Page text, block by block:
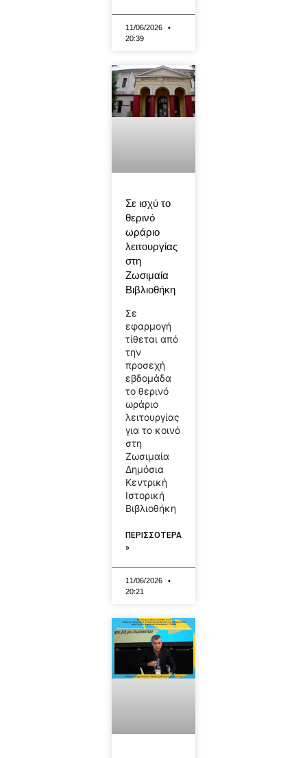
11/06/2026
20:39
Σε ισχύ το
θερινό
ωράριο
λειτουργίας
στη
Ζωσιμαία
Βιβλιοθήκη
Σε
εφαρμογή
τίθεται από
την
προσεχή
εβδομάδα
το θερινό
ωράριο
λειτουργίας
για το κοινό
στη
Ζωσιμαία
Δημόσια
Κεντρική
Ιστορική
Βιβλιοθήκη
ΠΕΡΙΣΣΟΤΕΡΑ
»
11/06/2026
20:21